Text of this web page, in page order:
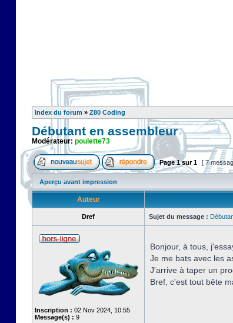
Index du forum » Z80 Coding
Débutant en assembleur
Modérateur: poulette73
Page1sur1 [ 7
Aperçu avant impression
Auteur
Dref Sujet du message :
Inscription : 02 Nov 2024, 10:55
Message(s) : 9
Bonjour, à tous,
Je me bats avec les
J'arrive à taper un
Bref, c'est tout bête